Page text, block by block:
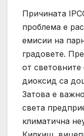
Причината
проблема е
емисии на
градовете.
от
диоксид са
Затова е
света
климатична